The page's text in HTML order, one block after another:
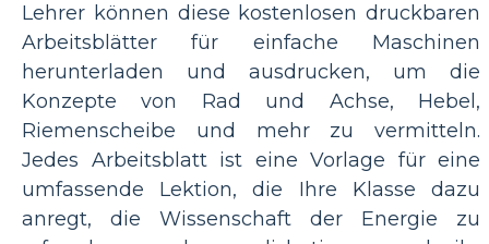
Lehrer können diese kostenlosen druckbaren
Arbeitsblätter für einfache Maschinen
herunterladen und ausdrucken, um die
Konzepte von Rad und Achse, Hebel,
Riemenscheibe und mehr zu vermitteln.
Jedes Arbeitsblatt ist eine Vorlage für eine
umfassende Lektion, die Ihre Klasse dazu
anregt, die Wissenschaft der Energie zu